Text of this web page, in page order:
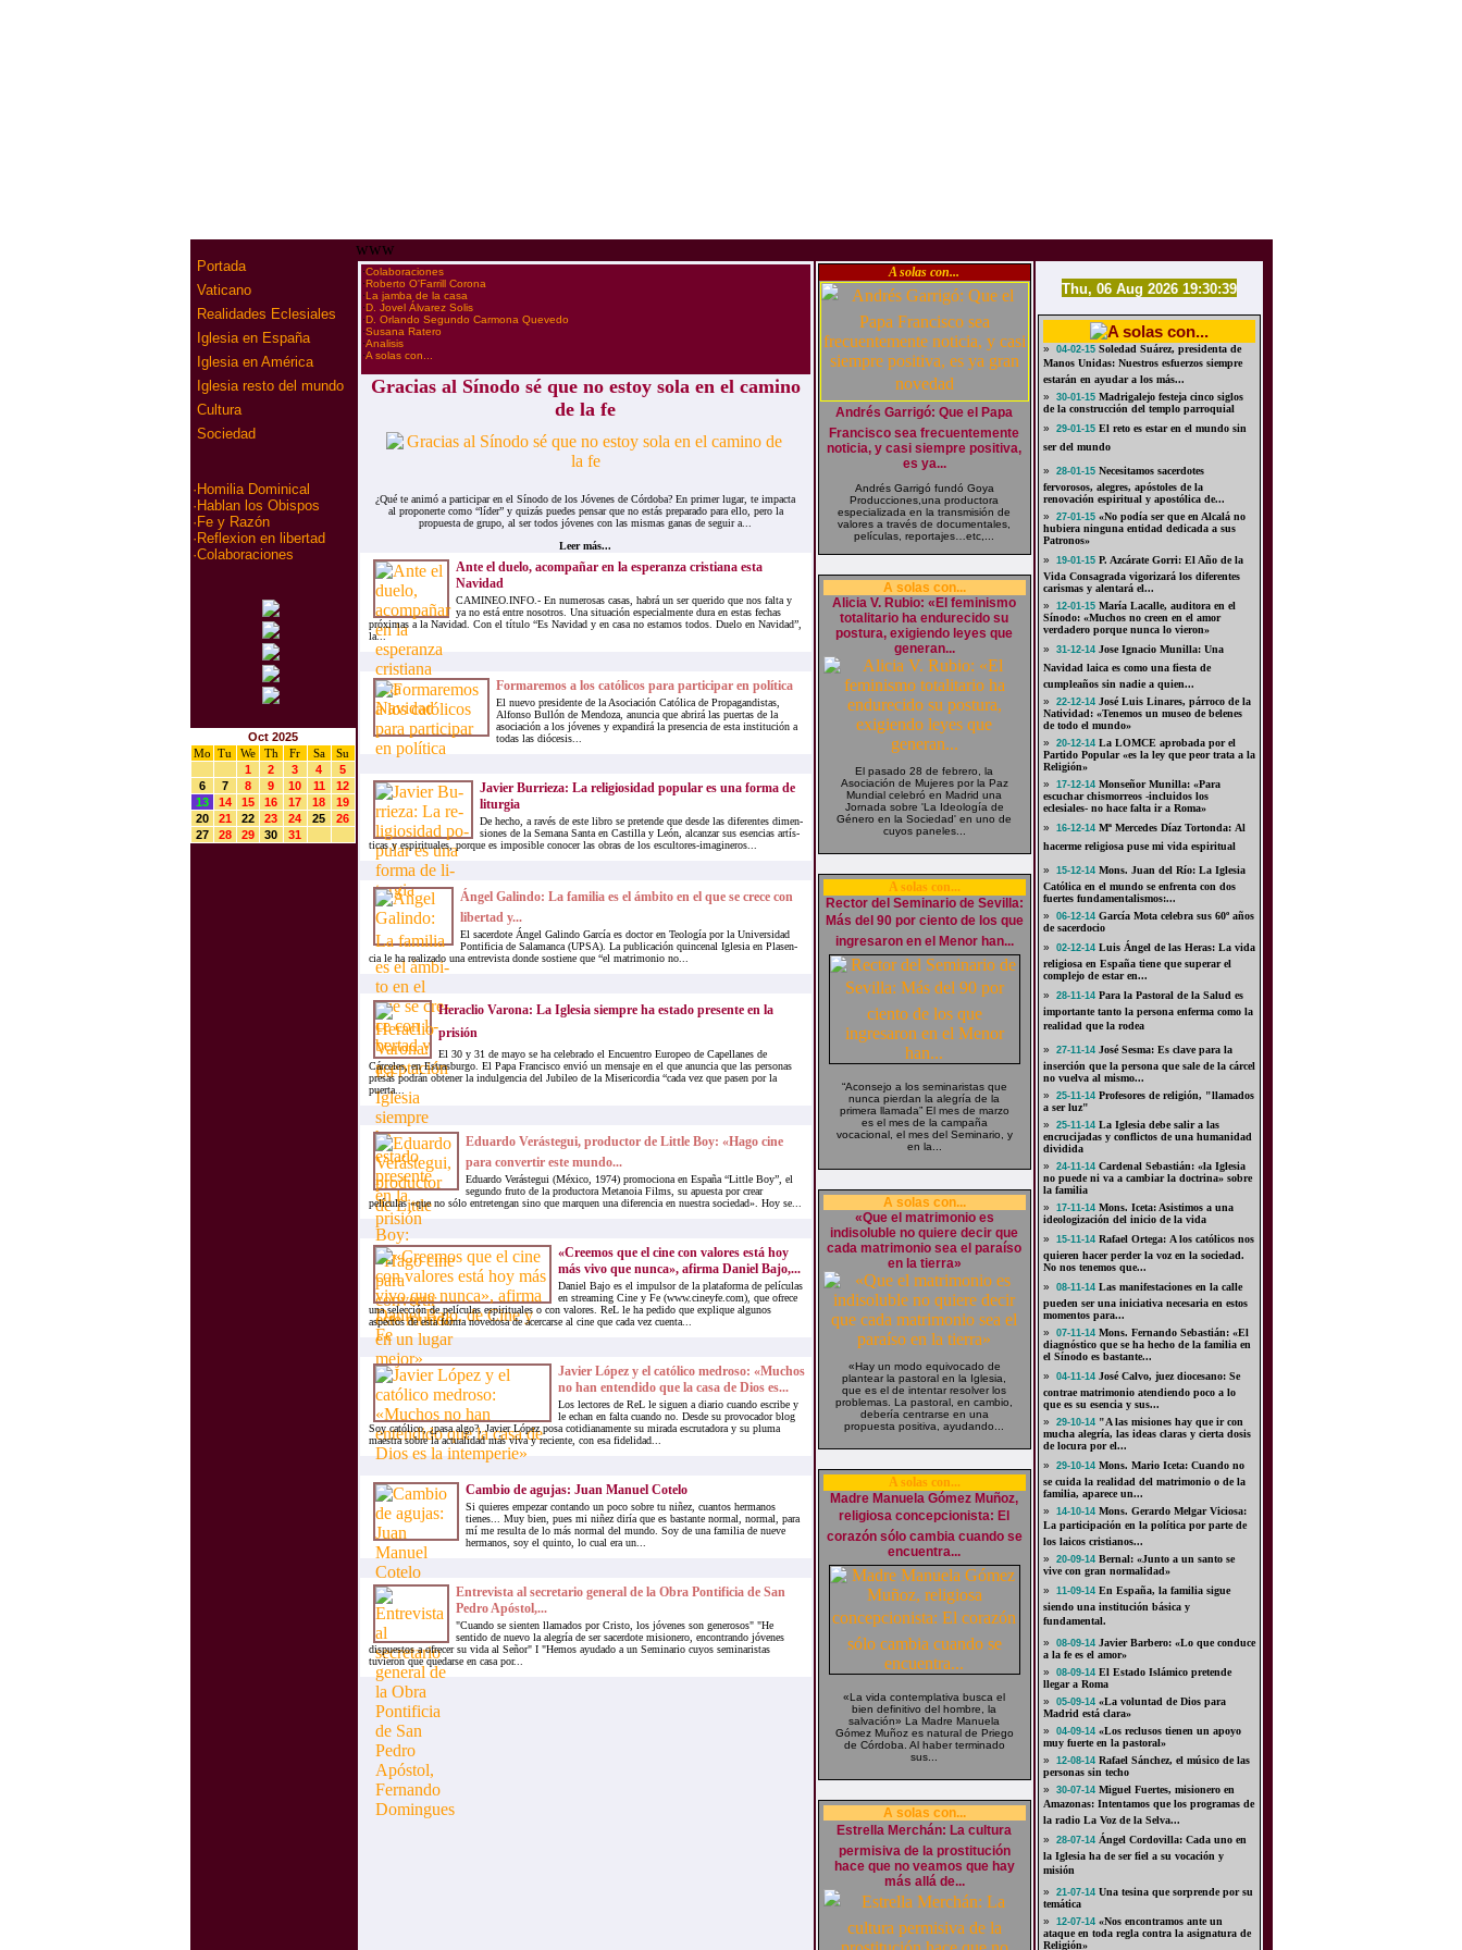
Portada
Vaticano
Realidades Eclesiales
Iglesia en España
Iglesia en América
Iglesia resto del mundo
Cultura
Sociedad
· Homilia Dominical
· Hablan los Obispos
· Fe y Razón
· Reflexion en libertad
·Colaboraciones
Oct 2025
Mo Tu We Th Fr Sa
Su
1
2 3 4
5
6
7 8 9 10 11
12
13
14 15 16 17 18
19
20
21 22 23 24 25
26
27
28 29 30 31
www
·Colaboraciones
·Roberto O'Farrill Corona
·La jamba de la casa
·D. Jovel Álvarez Solis
·D. Orlando Segundo Carmona Quevedo
·Susana Ratero
·Analisis
·A solas con...
Gracias al Sínodo sé que no estoy sola en el camino
de la fe
¿Qué te animó a participar en el Sínodo de los Jóvenes de Córdoba? En primer lugar, te impacta
al proponerte como “líder” y quizás puedes pensar que no estás preparado para ello, pero la
propuesta de grupo, al ser todos jóvenes con las mismas ganas de seguir a...
Leer más...
Ante el duelo, acompañar en la esperanza cristiana esta
Navidad
CAMINEO.INFO.- En numerosas casas, habrá un ser querido que nos falta y
ya no está entre nosotros. Una situación especialmente dura en estas fechas
próximas a la Navidad. Con el título “Es Navidad y en casa no estamos todos. Duelo en Navidad”,
la...
Formaremos a los católicos para participar en política
El nuevo presidente de la Asociación Católica de Propagandistas,
Alfonso Bullón de Mendoza, anuncia que abrirá las puertas de la
asociación a los jóvenes y expandirá la presencia de esta institución a
todas las diócesis...
Ja­vier Bu­rrie­za: La re­li­gio­si­dad po­pu­lar es una for­ma de
li­tur­gia
De he­cho, a ra­vés de este li­bro se pre­ten­de que des­de las di­fe­ren­tes di­men­
sio­nes de la Se­ma­na San­ta en Cas­ti­lla y León, al­can­zar sus esen­cias ar­tís­
ti­cas y es­pi­ri­tua­les, por­que es im­po­si­ble co­no­cer las obras de los es­cul­to­res-ima­gi­ne­ros...
Ángel Ga­lin­do: La fa­mi­lia es el ám­bi­to en el que se cre­ce con
li­ber­tad y...
El sa­cer­do­te Ángel Ga­lin­do Gar­cía es doc­tor en Teo­lo­gía por la Uni­ver­si­dad
Pon­ti­fi­cia de Sa­la­man­ca (UPSA). La pu­bli­ca­ción quin­ce­nal Igle­sia en Pla­sen­
cia le ha rea­li­za­do una en­tre­vis­ta don­de sos­tie­ne que “el ma­tri­mo­nio no...
Heraclio Varona: La Iglesia siempre ha estado presente en la
prisión
El 30 y 31 de mayo se ha celebrado el Encuentro Europeo de Capellanes de
Cárceles, en Estrasburgo. El Papa Francisco envió un mensaje en el que anuncia que las personas
presas podrán obtener la indulgencia del Jubileo de la Misericordia “cada vez que pasen por la
puerta...
Eduardo Verástegui, productor de Little Boy: «Hago cine
para convertir este mundo...
Eduardo Verástegui (México, 1974) promociona en España “Little Boy”, el
segundo fruto de la productora Metanoia Films, su apuesta por crear
películas «que no sólo entretengan sino que marquen una diferencia en nuestra sociedad». Hoy se...
«Creemos que el cine con valores está hoy
más vivo que nunca», afirma Daniel Bajo,...
Daniel Bajo es el impulsor de la plataforma de películas
en streaming Cine y Fe (www.cineyfe.com), que ofrece
una selección de películas espirituales o con valores. ReL le ha pedido que explique algunos
aspectos de esta forma novedosa de acercarse al cine que cada vez cuenta...
Javier López y el católico medroso: «Muchos
no han entendido que la casa de Dios es...
Los lectores de ReL le siguen a diario cuando escribe y
le echan en falta cuando no. Desde su provocador blog
Soy católico, ¿pasa algo?, Javier López posa cotidianamente su mirada escrutadora y su pluma
maestra sobre la actualidad más viva y reciente, con esa fidelidad...
Cambio de agujas: Juan Manuel Cotelo
Si quieres empezar contando un poco sobre tu niñez, cuantos hermanos
tienes... Muy bien, pues mi niñez diría que es bastante normal, normal, para
mí me resulta de lo más normal del mundo. Soy de una familia de nueve
hermanos, soy el quinto, lo cual era un...
Entrevista al secretario general de la Obra Pontificia de San
Pedro Apóstol,...
"Cuando se sienten llamados por Cristo, los jóvenes son generosos" "He
sentido de nuevo la alegría de ser sacerdote misionero, encontrando jóvenes
dispuestos a ofrecer su vida al Señor" I "Hemos ayudado a un Seminario cuyos seminaristas
tuvieron que quedarse en casa por...
A solas con...
Andrés Garrigó: Que el Papa
Francisco sea frecuentemente
noticia, y casi siempre positiva,
es ya...
Andrés Garrigó fundó Goya
Producciones,una productora
especializada en la transmisión de
valores a través de documentales,
películas, reportajes…etc,...
A solas con...
Alicia V. Rubio: «El feminismo
totalitario ha endurecido su
postura, exigiendo leyes que
generan...
El pasado 28 de febrero, la
Asociación de Mujeres por la Paz
Mundial celebró en Madrid una
Jornada sobre 'La Ideología de
Género en la Sociedad' en uno de
cuyos paneles...
A solas con...
Rector del Seminario de Sevilla:
Más del 90 por ciento de los que
ingresaron en el Menor han...
“Aconsejo a los seminaristas que
nunca pierdan la alegría de la
primera llamada” El mes de marzo
es el mes de la campaña
vocacional, el mes del Seminario, y
en la...
A solas con...
«Que el matrimonio es
indisoluble no quiere decir que
cada matrimonio sea el paraíso
en la tierra»
«Hay un modo equivocado de
plantear la pastoral en la Iglesia,
que es el de intentar resolver los
problemas. La pastoral, en cambio,
debería centrarse en una
propuesta positiva, ayudando...
A solas con...
Madre Manuela Gómez Muñoz,
religiosa concepcionista: El
corazón sólo cambia cuando se
encuentra...
«La vida contemplativa busca el
bien definitivo del hombre, la
salvación» La Madre Manuela
Gómez Muñoz es natural de Priego
de Córdoba. Al haber terminado
sus...
A solas con...
Estrella Merchán: La cultura
permisiva de la prostitución
hace que no veamos que hay
más allá de...
Thu, 06 Aug 2026 19:30:39
» 04-02-15Soledad Suárez, presidenta de
Manos Unidas: Nuestros esfuerzos siempre
estarán en ayudar a los más...
»
30-01-15Madrigalejo festeja cinco siglos
de la construcción del templo parroquial
»
29-01-15El reto es estar en el mundo sin
ser del mundo
»
28-01-15Necesitamos sacerdotes
fervorosos, alegres, apóstoles de la
renovación espiritual y apostólica de...
»
27-01-15«No podía ser que en Alcalá no
hubiera ninguna entidad dedicada a sus
Patronos»
»
19-01-15P. Azcárate Gorri: El Año de la
Vida Consagrada vigorizará los diferentes
carismas y alentará el...
»
12-01-15María Lacalle, auditora en el
Sínodo: «Muchos no creen en el amor
verdadero porque nunca lo vieron»
»
31-12-14Jose Ignacio Munilla: Una
Navidad laica es como una fiesta de
cumpleaños sin nadie a quien...
»
22-12-14José Luis Linares, párroco de la
Natividad: «Tenemos un museo de belenes
de todo el mundo»
»
20-12-14La LOMCE aprobada por el
Partido Popular «es la ley que peor trata a la
Religión»
»
17-12-14Monseñor Munilla: «Para
escuchar chismorreos -incluidos los
eclesiales- no hace falta ir a Roma»
»
16-12-14Mª Mercedes Díaz Tortonda: Al
hacerme religiosa puse mi vida espiritual
»
15-12-14Mons. Juan del Río: La Iglesia
Católica en el mundo se enfrenta con dos
fuertes fundamentalismos:...
»
06-12-14García Mota celebra sus 60º años
de sacerdocio
»
02-12-14Luis Ángel de las Heras: La vida
religiosa en España tiene que superar el
complejo de estar en...
»
28-11-14Para la Pastoral de la Salud es
importante tanto la persona enferma como la
realidad que la rodea
»
27-11-14José Sesma: Es clave para la
inserción que la persona que sale de la cárcel
no vuelva al mismo...
»
25-11-14Profesores de religión, "llamados
a ser luz"
»
25-11-14La Iglesia debe salir a las
encrucijadas y conflictos de una humanidad
dividida
»
24-11-14Cardenal Sebastián: «la Iglesia
no puede ni va a cambiar la doctrina» sobre
la familia
»
17-11-14Mons. Iceta: Asistimos a una
ideologización del inicio de la vida
»
15-11-14Rafael Ortega: A los católicos nos
quieren hacer perder la voz en la sociedad.
No nos tenemos que...
»
08-11-14Las manifestaciones en la calle
pueden ser una iniciativa necesaria en estos
momentos para...
»
07-11-14Mons. Fernando Sebastián: «El
diagnóstico que se ha hecho de la familia en
el Sínodo es bastante...
»
04-11-14José Calvo, juez diocesano: Se
contrae matrimonio atendiendo poco a lo
que es su esencia y sus...
»
29-10-14"A las misiones hay que ir con
mucha alegría, las ideas claras y cierta dosis
de locura por el...
»
29-10-14Mons. Mario Iceta: Cuando no
se cuida la realidad del matrimonio o de la
familia, aparece un...
»
14-10-14Mons. Gerardo Melgar Viciosa:
La participación en la política por parte de
los laicos cristianos...
»
20-09-14Bernal: «Junto a un santo se
vive con gran normalidad»
»
11-09-14En España, la familia sigue
siendo una institución básica y
fundamental.
»
08-09-14Javier Barbero: «Lo que conduce
a la fe es el amor»
»
08-09-14El Estado Islámico pretende
llegar a Roma
»
05-09-14«La voluntad de Dios para
Madrid está clara»
»
04-09-14«Los reclusos tienen un apoyo
muy fuerte en la pastoral»
»
12-08-14Rafael Sánchez, el músico de las
personas sin techo
»
30-07-14Miguel Fuertes, misionero en
Amazonas: Intentamos que los programas de
la radio La Voz de la Selva...
»
28-07-14Ángel Cordovilla: Cada uno en
la Iglesia ha de ser fiel a su vocación y
misión
»
21-07-14Una tesina que sorprende por su
temática
»
12-07-14«Nos encontramos ante un
ataque en toda regla contra la asignatura de
Religión»